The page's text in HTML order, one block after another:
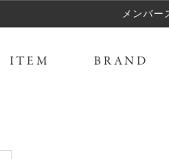
メンバー
ITEM BRAND